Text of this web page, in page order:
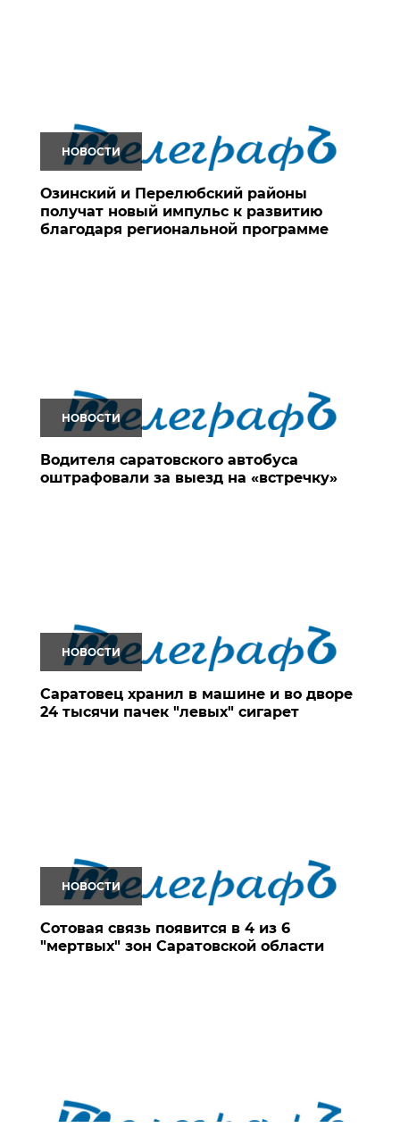
НОВОСТИ
Озинский и Перелюбский районы
получат новый импульс к развитию
благодаря региональной программе
НОВОСТИ
Водителя саратовского автобуса
оштрафовали за выезд на «встречку»
НОВОСТИ
Саратовец хранил в машине и во дворе
24 тысячи пачек "левых" сигарет
НОВОСТИ
Сотовая связь появится в 4 из 6
"мертвых" зон Саратовской области